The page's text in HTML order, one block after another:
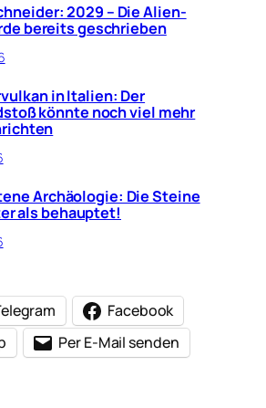
2029 – Die Alien-
bereits geschrieben
in Italien: Der
könnte noch viel mehr
Archäologie: Die Steine
als behauptet!
Facebook
Per E-Mail senden